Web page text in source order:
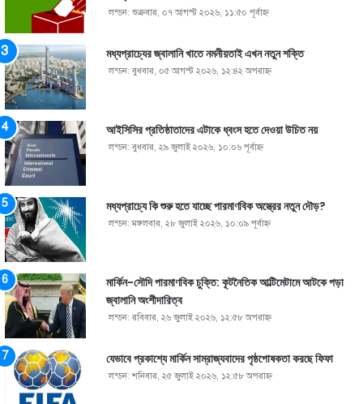
লন্ডন: শুক্রবার, ০৭ আগস্ট ২০২৬, ১১:৫০ পূর্বাহ্ণ
মধ্যপ্রাচ্যের জ্বালানি খাতে নমনীয়তাই এখন নতুন শক্তি
লন্ডন: বুধবার, ০৫ আগস্ট ২০২৬, ১২:৪২ অপরাহ্ণ
আইসিসির প্রতিষ্ঠাতাদের এটাকে ধ্বংস হতে দেওয়া উচিত নয়
লন্ডন: বুধবার, ২৯ জুলাই ২০২৬, ১০:০৬ পূর্বাহ্ণ
মধ্যপ্রাচ্যে কি শুরু হতে যাচ্ছে পারমাণবিক অস্ত্রের নতুন দৌড়?
লন্ডন: মঙ্গলবার, ২৮ জুলাই ২০২৬, ১০:০৯ পূর্বাহ্ণ
মার্কিন-সৌদি পারমাণবিক চুক্তি: কূটনৈতিক আল্টিমেটামে আটকে পড়া
জ্বালানি অংশীদারিত্ব
লন্ডন: রবিবার, ২৬ জুলাই ২০২৬, ১২:৫৮ অপরাহ্ণ
যেভাবে প্রকাশ্যে মার্কিন সাম্রাজ্যবাদের পৃষ্ঠপোষকতা করছে ফিফা
লন্ডন: শনিবার, ২৫ জুলাই ২০২৬, ১২:৫৮ অপরাহ্ণ